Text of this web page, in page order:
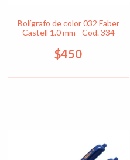
Bolígrafo de color 032 Faber
Castell 1.0 mm - Cod. 334
$450